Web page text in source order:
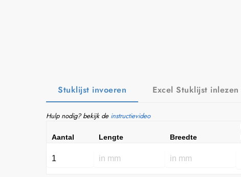
Stuklijst invoeren Excel Stuklijst inlezen
Hulp nodig? bekijk de instructievideo
Aantal Lengte Breedte